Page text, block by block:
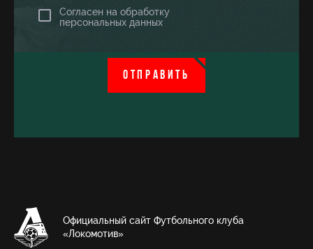
Согласен на обработку
персональных данных
ОТПРАВИТЬ
Официальный сайт Футбольного клуба
«Локомотив»